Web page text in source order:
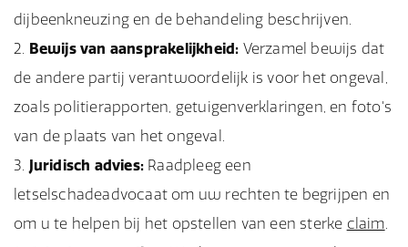
dijbeenkneuzing en de behandeling beschrijven.
Bewijs van aansprakelijkheid: Verzamel bewijs dat
de andere partij verantwoordelijk is voor het ongeval,
zoals politierapporten, getuigenverklaringen, en foto's
van de plaats van het ongeval.
Juridisch advies: Raadpleeg een
letselschadeadvocaat om uw rechten te begrijpen en
om u te helpen bij het opstellen van een sterke claim.